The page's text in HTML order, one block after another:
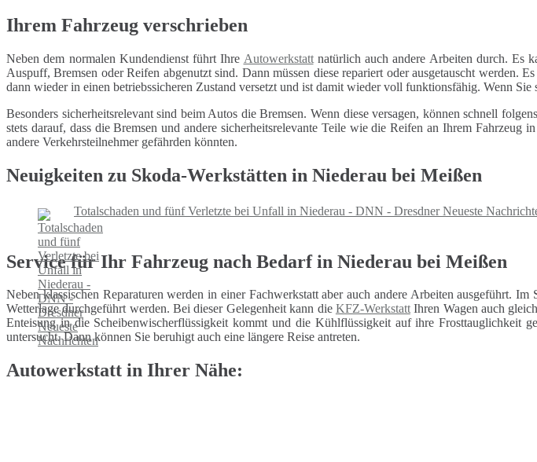
Ihrem Fahrzeug verschrieben
Neben dem normalen Kundendienst führt Ihre Autowerkstattnatürlich auch andere Arbeiten durch. Es
Auspuff, Bremsen oder Reifen abgenutzt sind. Dann müssen diese repariert oder ausgetauscht
dann wieder in einen betriebssicheren Zustand versetzt und ist damit wieder voll funktionsfähig. Wenn
Besonders sicherheitsrelevant sind beim Autos die Bremsen. Wenn diese versagen, können schnell
stets darauf, dass die Bremsen und andere sicherheitsrelevante Teile wie die Reifen an Ihrem Fahrzeug
andere Verkehrsteilnehmer gefährden könnten.
Neuigkeiten zu Skoda-Werkstätten in Niederau bei Meißen
Totalschaden und fünf Verletzte bei Unfall in Niederau - DNN - Dresdner Neueste
Service für Ihr Fahrzeug nach Bedarf in Niederau bei Meißen
Neben klassischen Reparaturen werden in einer Fachwerkstatt aber auch andere Arbeiten ausgeführt.
Wetterlage durchgeführt werden. Bei dieser Gelegenheit kann die KFZ-WerkstattIhren Wagen auch
Enteisung in die Scheibenwischerflüssigkeit kommt und die Kühlflüssigkeit auf ihre Frosttauglichkeit
untersucht. Dann können Sie beruhigt auch eine längere Reise antreten.
Autowerkstatt in Ihrer Nähe: